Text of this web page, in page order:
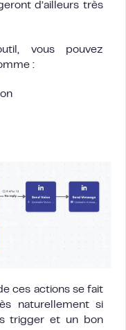
d’ailleurs très
vous pouvez
:
ces actions se fait
naturellement si
trigger et un bon